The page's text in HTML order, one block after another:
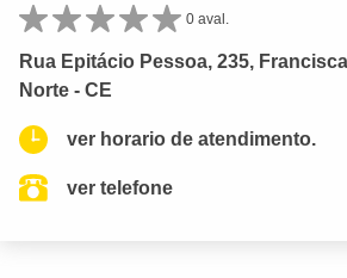
0 aval.
Rua Epitácio Pessoa, 235,
Norte - CE
ver horario de atendimento.
ver telefone